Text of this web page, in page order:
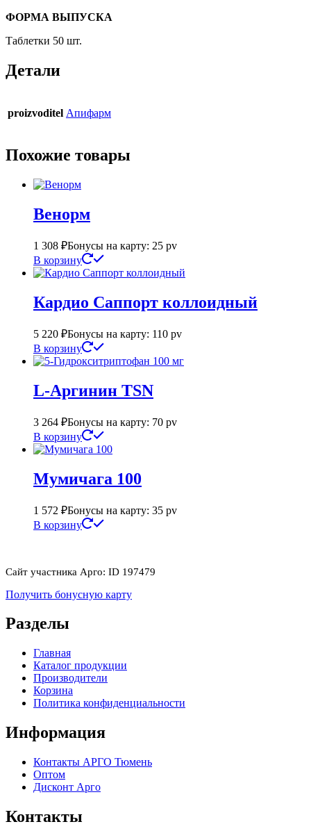
ФОРМА ВЫПУСКА
Таблетки 50 шт.
Детали
proizvoditel Апифарм
Похожие товары
Венорм
1 308 ₽Бонусы на карту: 25 pv
В корзину
Кардио Саппорт коллоидный
5 220 ₽Бонусы на карту: 110 pv
В корзину
L-Аргинин TSN
3 264 ₽Бонусы на карту: 70 pv
В корзину
Мумичага 100
1 572 ₽Бонусы на карту: 35 pv
В корзину
Сайт участника Арго: ID 197479
Получить бонусную карту
Разделы
Главная
Каталог продукции
Производители
Корзина
Политика конфиденциальности
Информация
Контакты АРГО Тюмень
Оптом
Дисконт Арго
Контакты